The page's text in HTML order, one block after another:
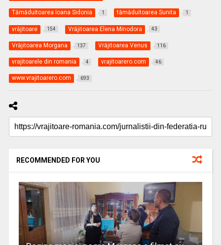
Tămăduitoarea Ioana Sidonia 1 tămăduitoarea Sunita 1
vrăjitoare 154 Vrăjitoarea Elena Minodora 43
Vrăjitoarea Morgana 137 Vrăjitoarea Venus 116
vrajitoarele din romania 4 vrajitoarero.com 46
www.vrajitoarero.com 693
RECOMMENDED FOR YOU